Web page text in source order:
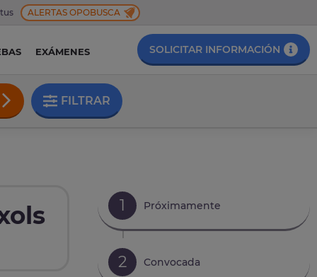
ALERTAS OPOBUSCA
EXÁMENES SOLICITAR INFORMACIÓN
FILTRAR
1 Próximamente
2 Convocada